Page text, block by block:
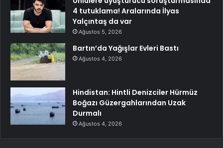
4 tutuklama! Aralarında İlyas
Yalçıntaş da var
Ağustos 5, 2026
Bartın’da Yağışlar Evleri Bastı
Ağustos 4, 2026
Hindistan: Hintli Denizciler Hürmüz
Boğazı Güzergahlarından Uzak
Durmalı
Ağustos 4, 2026